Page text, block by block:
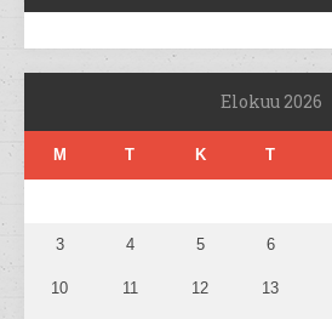
Elokuu 2026
M T K T
3 4 5 6
10 11 12 13